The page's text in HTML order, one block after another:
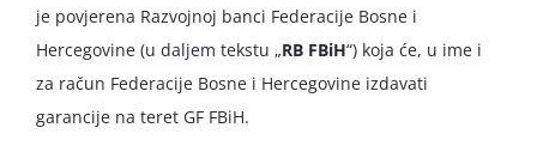
je povjerena Razvojnoj banci Federacije Bosne i
Hercegovine (u daljem tekstu „RB FBiH“) koja će, u ime i
za račun Federacije Bosne i Hercegovine izdavati
garancije na teret GF FBiH.